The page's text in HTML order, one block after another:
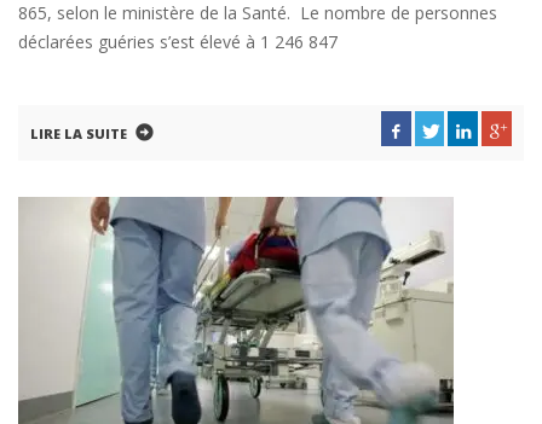
865, selon le ministère de la Santé. Le nombre de personnes
déclarées guéries s’est élevé à 1 246 847
LIRE LA SUITE